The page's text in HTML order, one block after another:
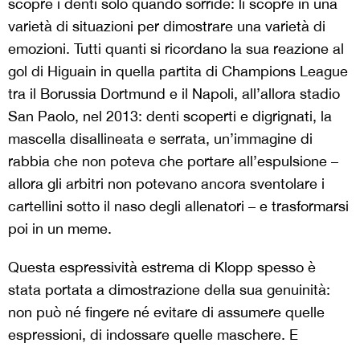
scopre i denti solo quando sorride: li scopre in una
varietà di situazioni per dimostrare una varietà di
emozioni. Tutti quanti si ricordano la sua reazione al
gol di Higuain in quella partita di Champions League
tra il Borussia Dortmund e il Napoli, all’allora stadio
San Paolo, nel 2013: denti scoperti e digrignati, la
mascella disallineata e serrata, un’immagine di
rabbia che non poteva che portare all’espulsione –
allora gli arbitri non potevano ancora sventolare i
cartellini sotto il naso degli allenatori – e trasformarsi
poi in un meme.
Questa espressività estrema di Klopp spesso è
stata portata a dimostrazione della sua genuinità:
non può né fingere né evitare di assumere quelle
espressioni, di indossare quelle maschere. E